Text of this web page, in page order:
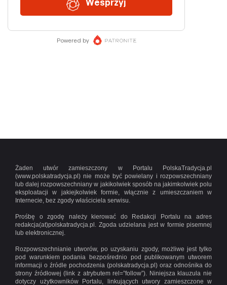
Żaden utwór zamieszczony w Portalu PolskaTradycja.pl
(www.polskatradycja.pl) nie może być powielany i rozpowszechniany
lub dalej rozpowszechniany w jakikolwiek sposób na jakimkolwiek polu
eksploatacji w jakiejkolwiek formie, włącznie z umieszczaniem w
Internecie, bez zgody właściciela serwisu.
Prośbę o zgodę należy kierować do Redakcji Portalu na adres
redakcja(at)polskatradycja.pl. Zgoda udzielana jest w formie pisemnej
lub elektronicznej.
Rozpowszechnianie utworów, po uzyskaniu zgody, możliwe jest tylko
pod warunkiem podania bezpośrednio pod publikowanym utworem
informacji o źródle pochodzenia (polskatradycja.pl) oraz odnośnika do
strony źródłowej (link z atrybutem rel=”follow”). Niniejsza klauzula nie
dotyczy użytkowników Portalu, linkujących utwory zamieszczone w